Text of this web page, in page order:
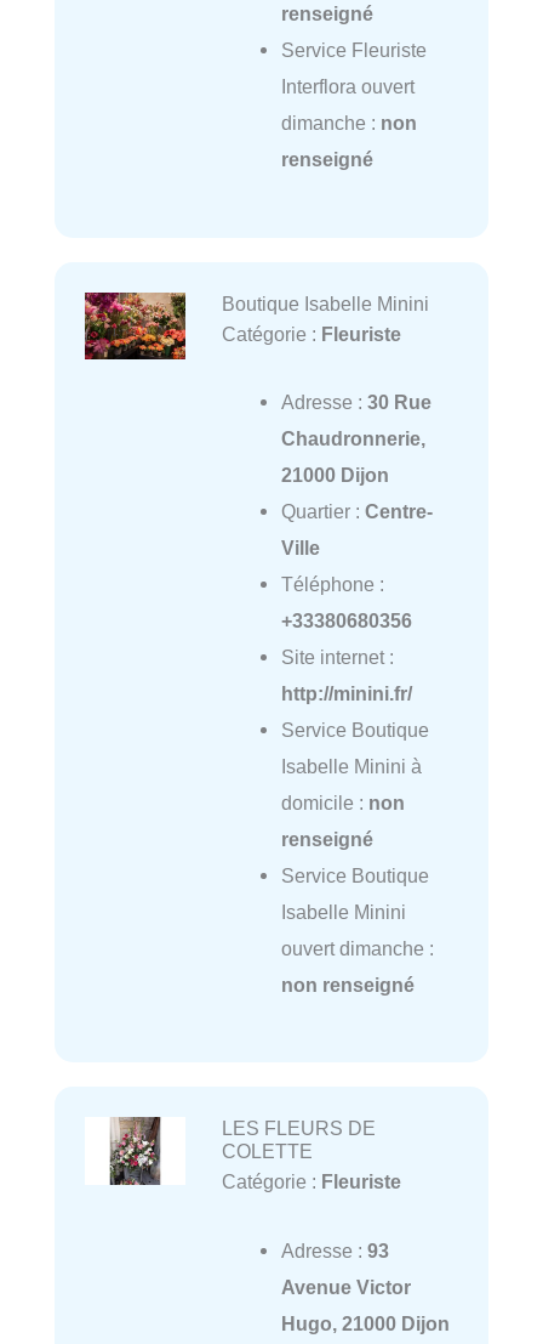
renseigné
Service Fleuriste
Interflora ouvert
dimanche : non
renseigné
Boutique Isabelle Minini
Catégorie : Fleuriste
Adresse : 30 Rue
Chaudronnerie,
21000 Dijon
Quartier : Centre-
Ville
Téléphone :
+33380680356
Site internet :
http://minini.fr/
Service Boutique
Isabelle Minini à
domicile : non
renseigné
Service Boutique
Isabelle Minini
ouvert dimanche :
non renseigné
LES FLEURS DE
COLETTE
Catégorie : Fleuriste
Adresse : 93
Avenue Victor
Hugo, 21000 Dijon